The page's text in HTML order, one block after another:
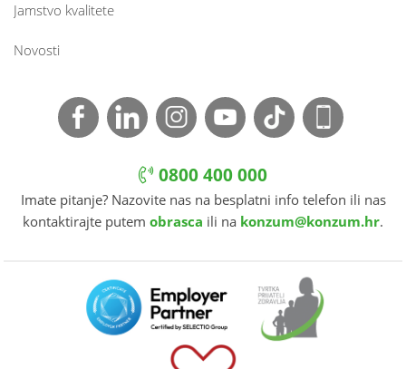
Jamstvo kvalitete
Novosti
0800 400 000
Imate pitanje? Nazovite nas na besplatni info telefon ili nas
kontaktirajte putem obrasca ili na konzum@konzum.hr.